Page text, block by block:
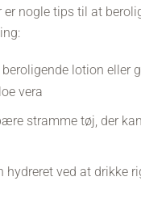
er nogle tips til at
lotion eller
vera
stramme tøj, der
hydreret ved at drikke